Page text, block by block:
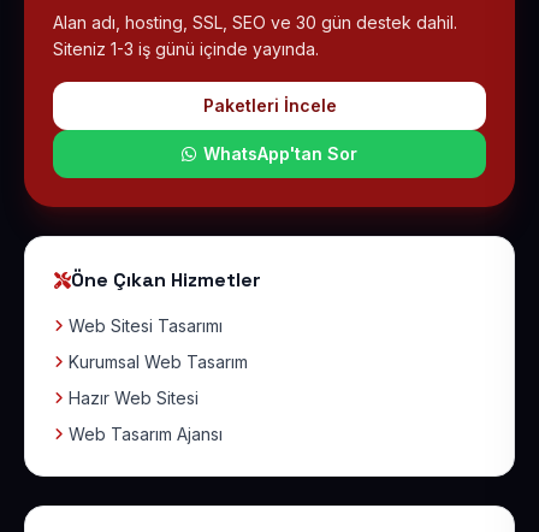
Alan adı, hosting, SSL, SEO ve 30 gün destek dahil.
Siteniz 1-3 iş günü içinde yayında.
Paketleri İncele
WhatsApp'tan Sor
Öne Çıkan Hizmetler
Web Sitesi Tasarımı
Kurumsal Web Tasarım
Hazır Web Sitesi
Web Tasarım Ajansı